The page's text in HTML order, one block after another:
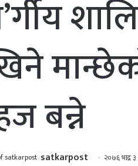
बन्ने
satkarpost २०७६ भाद्र ३